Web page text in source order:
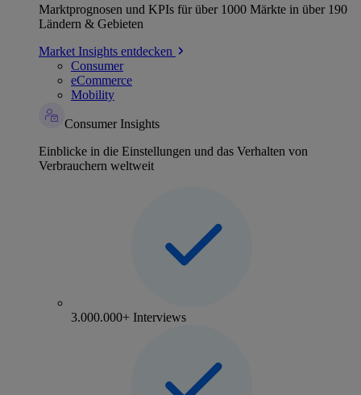
Marktprognosen und KPIs für über 1000 Märkte in über 190
Ländern & Gebieten
Market Insights entdecken
Consumer
eCommerce
Mobility
Consumer Insights
Einblicke in die Einstellungen und das Verhalten von
Verbrauchern weltweit
3.000.000+ Interviews